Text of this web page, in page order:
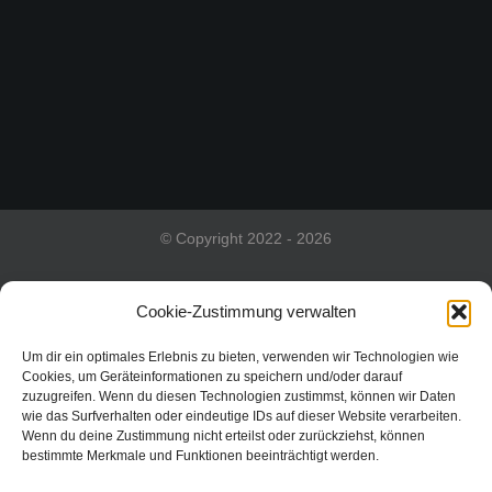
Cookie-Zustimmung verwalten
Um dir ein optimales Erlebnis zu bieten, verwenden wir Technologien wie
Cookies, um Geräteinformationen zu speichern und/oder darauf
zuzugreifen. Wenn du diesen Technologien zustimmst, können wir Daten
wie das Surfverhalten oder eindeutige IDs auf dieser Website verarbeiten.
Wenn du deine Zustimmung nicht erteilst oder zurückziehst, können
bestimmte Merkmale und Funktionen beeinträchtigt werden.
© Copyright 2022 - 2026
DSGVO